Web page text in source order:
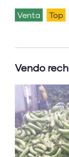
venta Top
Vendo